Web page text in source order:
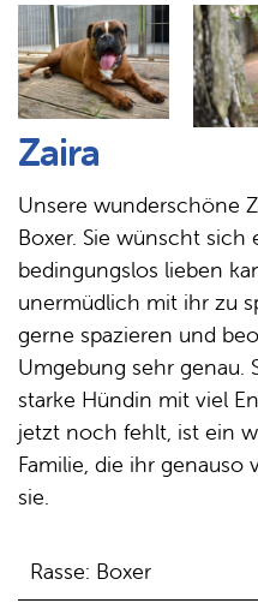
Zaira
Unsere wunderschöne
Boxer. Sie wünscht sich
bedingungslos lieben
unermüdlich mit ihr zu
gerne spazieren und
Umgebung sehr genau.
starke Hündin mit viel
jetzt noch fehlt, ist ein
Familie, die ihr genauso
sie.
Rasse: Boxer